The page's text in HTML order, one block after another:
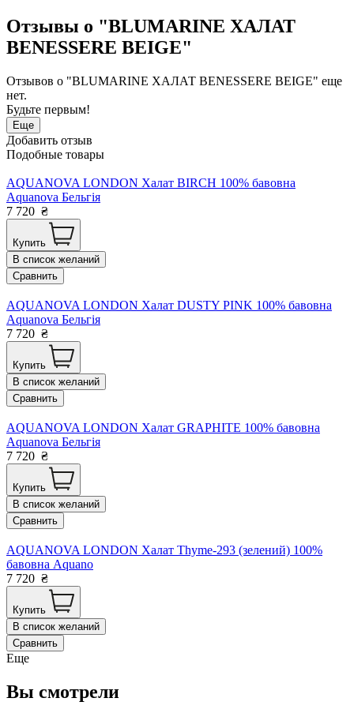
Отзывы о "BLUMARINE ХАЛАТ
BENESSERE BEIGE"
Отзывов о "BLUMARINE ХАЛАТ BENESSERE BEIGE" еще
нет.
Будьте первым!
Еще
Добавить отзыв
Подобные товары
AQUANOVA LONDON Халат BIRCH 100% бавовна
Aquanova Бельгія
7 720 ₴
Купить
В список желаний
Сравнить
AQUANOVA LONDON Халат DUSTY PINK 100% бавовна
Aquanova Бельгія
7 720 ₴
Купить
В список желаний
Сравнить
AQUANOVA LONDON Халат GRAPHITE 100% бавовна
Aquanova Бельгія
7 720 ₴
Купить
В список желаний
Сравнить
AQUANOVA LONDON Халат Thyme-293 (зелений) 100%
бавовна Aquano
7 720 ₴
Купить
В список желаний
Сравнить
Еще
Вы смотрели